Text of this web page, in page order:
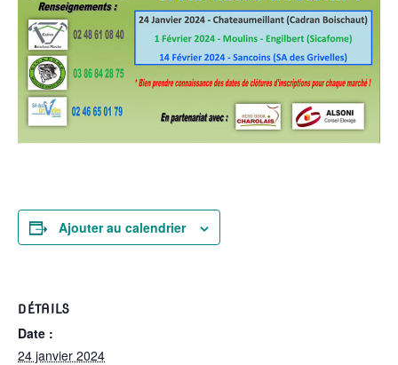
Ajouter au calendrier
DÉTAILS
Date :
24 janvier 2024